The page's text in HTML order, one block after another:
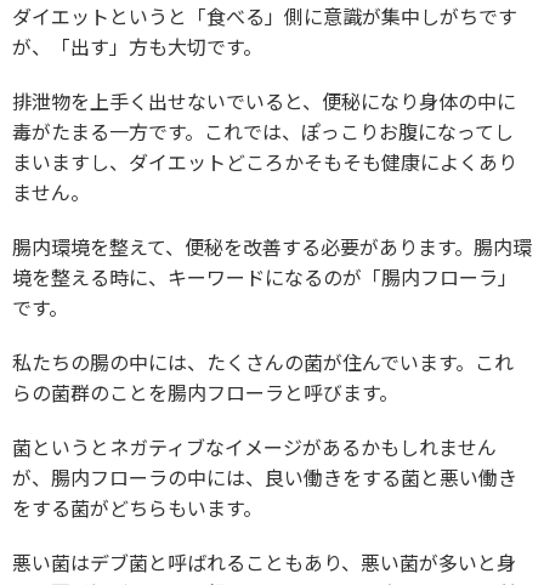
ダイエットというと「食べる」側に意識が集中しがちです
が、「出す」方も大切です。
排泄物を上手く出せないでいると、便秘になり身体の中に
毒がたまる一方です。これでは、ぽっこりお腹になってし
まいますし、ダイエットどころかそもそも健康によくあり
ません。
腸内環境を整えて、便秘を改善する必要があります。腸内環
境を整える時に、キーワードになるのが「腸内フローラ」
です。
私たちの腸の中には、たくさんの菌が住んでいます。これ
らの菌群のことを腸内フローラと呼びます。
菌というとネガティブなイメージがあるかもしれません
が、腸内フローラの中には、良い働きをする菌と悪い働き
をする菌がどちらもいます。
悪い菌はデブ菌と呼ばれることもあり、悪い菌が多いと身